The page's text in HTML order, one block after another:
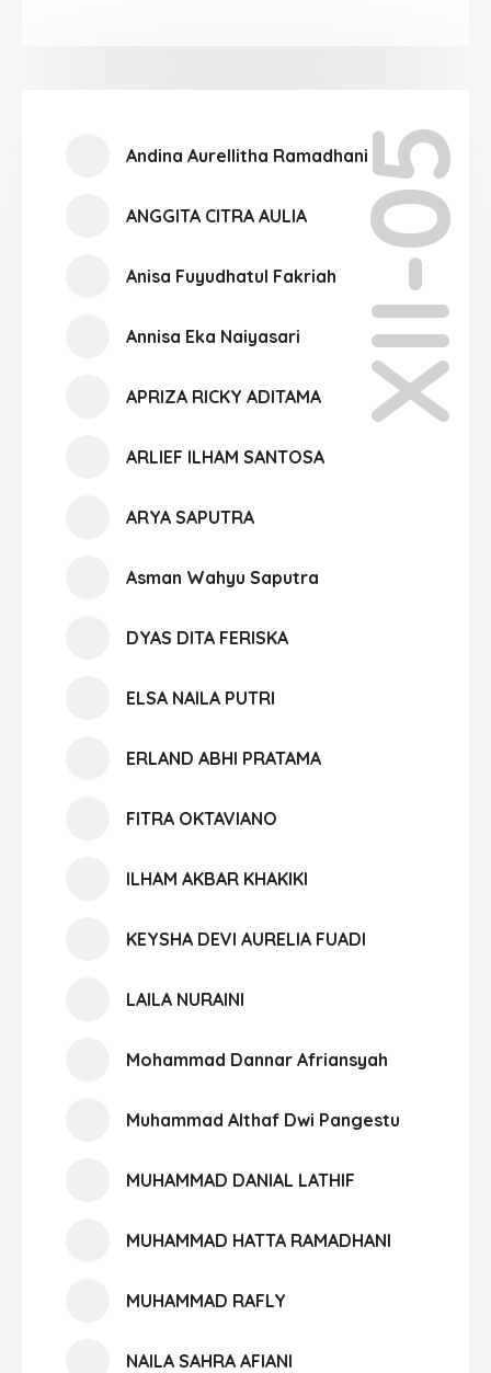
XII-05
Andina Aurellitha Ramadhani
ANGGITA CITRA AULIA
Anisa Fuyudhatul Fakriah
Annisa Eka Naiyasari
APRIZA RICKY ADITAMA
ARLIEF ILHAM SANTOSA
ARYA SAPUTRA
Asman Wahyu Saputra
DYAS DITA FERISKA
ELSA NAILA PUTRI
ERLAND ABHI PRATAMA
FITRA OKTAVIANO
ILHAM AKBAR KHAKIKI
KEYSHA DEVI AURELIA FUADI
LAILA NURAINI
Mohammad Dannar Afriansyah
Muhammad Althaf Dwi Pangestu
MUHAMMAD DANIAL LATHIF
MUHAMMAD HATTA RAMADHANI
MUHAMMAD RAFLY
NAILA SAHRA AFIANI